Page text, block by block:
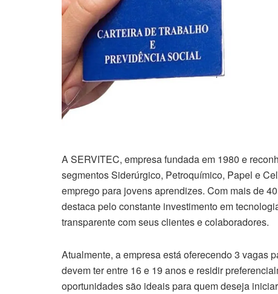
A SERVITEC, empresa fundada em 1980 e
segmentos Siderúrgico, Petroquímico, Papel e
emprego para jovens aprendizes. Com mais de
destaca pelo constante investimento em
transparente com seus clientes e colaboradores.
Atualmente, a empresa está oferecendo 3 vagas
devem ter entre 16 e 19 anos e residir
oportunidades são ideais para quem deseja